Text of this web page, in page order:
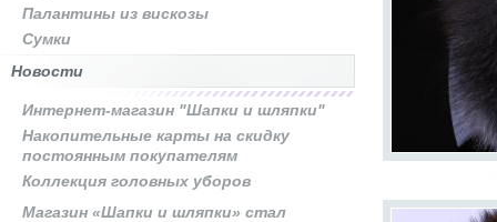
Палантины из вискозы
Сумки
Новости
Интернет-магазин "Шапки и шляпки"
Накопительные карты на скидку
постоянным покупателям
Коллекция головных уборов
Магазин «Шапки и шляпки» стал